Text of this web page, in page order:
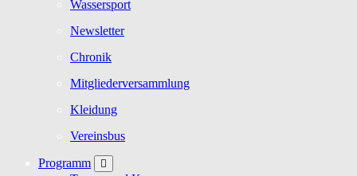
Wassersport
Newsletter
Chronik
Mitgliederversammlung
Kleidung
Vereinsbus
Programm